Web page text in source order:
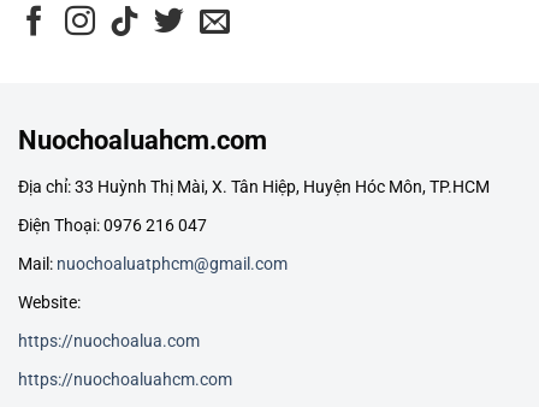
Nuochoaluahcm.com
Địa chỉ: 33 Huỳnh Thị Mài, X. Tân Hiệp, Huyện Hóc Môn, TP.HCM
Điện Thoại: 0976 216 047
Mail: nuochoaluatphcm@gmail.com
Website:
https://nuochoalua.com
https://nuochoaluahcm.com